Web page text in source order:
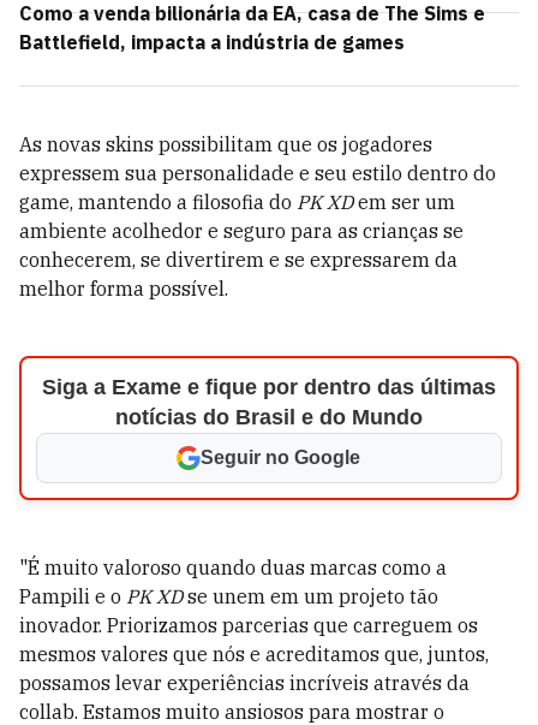
Como a venda bilionária da EA, casa de The Sims e
Battlefield, impacta a indústria de games
As novas skins possibilitam que os jogadores
expressem sua personalidade e seu estilo dentro do
game, mantendo a filosofia do PK XDem ser um
ambiente acolhedor e seguro para as crianças se
conhecerem, se divertirem e se expressarem da
melhor forma possível.
Siga a Exame e fique por dentro das últimas
notícias do Brasil e do Mundo
Seguir no Google
"É muito valoroso quando duas marcas como a
Pampili e o PK XDse unem em um projeto tão
inovador. Priorizamos parcerias que carreguem os
mesmos valores que nós e acreditamos que, juntos,
possamos levar experiências incríveis através da
collab. Estamos muito ansiosos para mostrar o